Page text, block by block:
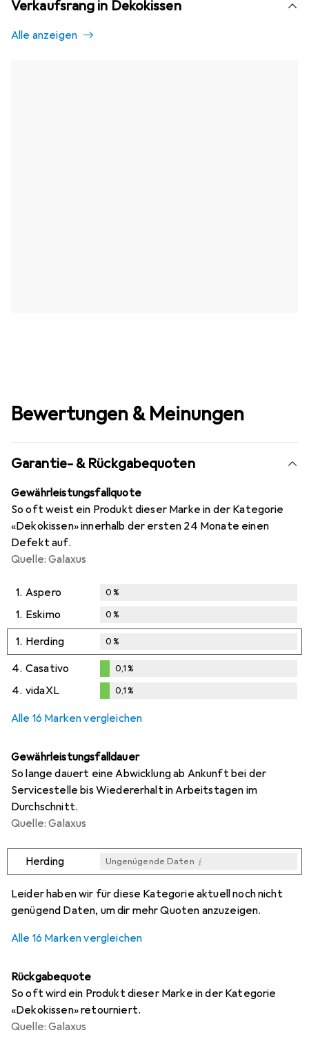
Verkaufsrang in Dekokissen
Alle anzeigen
Bewertungen & Meinungen
Garantie- & Rückgabequoten
Gewährleistungsfallquote
So oft weist ein Produkt dieser Marke in der Kategorie
«Dekokissen» innerhalb der ersten 24 Monate einen
Defekt auf.
Quelle: Galaxus
1. Aspero 0%
1. Eskimo 0%
1. Herding 0%
4. Casativo
%
0,1%
4. vidaXL 0,1%
Alle 16 Marken vergleichen
Gewährleistungsfalldauer
So lange dauert eine Abwicklung ab Ankunft bei der
Servicestelle bis Wiedererhalt in Arbeitstagen im
Durchschnitt.
Quelle: Galaxus
Herding Ungenügende Daten i
Leider haben wir für diese Kategorie aktuell noch nicht
genügend Daten, um dir mehr Quoten anzuzeigen.
Alle 16 Marken vergleichen
Rückgabequote
So oft wird ein Produkt dieser Marke in der Kategorie
«Dekokissen» retourniert.
Quelle: Galaxus